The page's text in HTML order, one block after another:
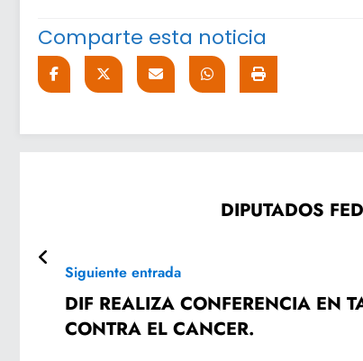
Comparte esta noticia
DIPUTADOS
Siguiente entrada
DIF REALIZA CONFERENCIA EN TAMPAXAL CON
CONTRA EL CANCER.